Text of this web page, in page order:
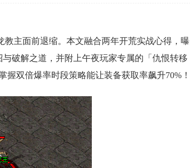
主面前退缩。本文融合两年开荒实战心得，
破解之道，并附上午夜玩家专属的「仇恨转移
握双倍爆率时段策略能让装备获取率飙升70%！